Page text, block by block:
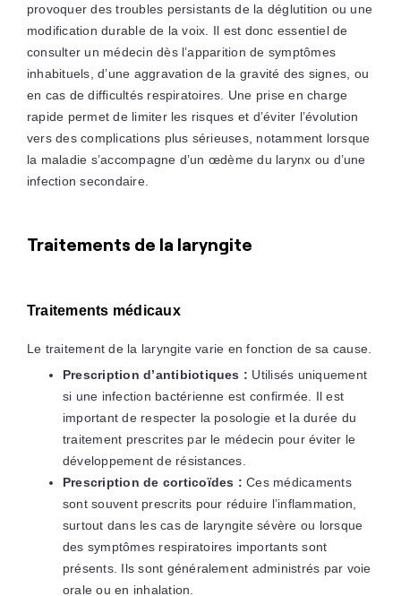
provoquer des troubles persistants de la déglutition ou une
modification durable de la voix. Il est donc essentiel de
consulter un médecin dès l’apparition de symptômes
inhabituels, d’une aggravation de la gravité des signes, ou
en cas de difficultés respiratoires. Une prise en charge
rapide permet de limiter les risques et d’éviter l’évolution
vers des complications plus sérieuses, notamment lorsque
la maladie s’accompagne d’un œdème du larynx ou d’une
infection secondaire.
Traitements de la laryngite
Traitements médicaux
Le traitement de la laryngite varie en fonction de sa cause.
Prescription d’antibiotiques : Utilisés uniquement
si une infection bactérienne est confirmée. Il est
important de respecter la posologie et la durée du
traitement prescrites par le médecin pour éviter le
développement de résistances.
Prescription de corticoïdes : Ces médicaments
sont souvent prescrits pour réduire l’inflammation,
surtout dans les cas de laryngite sévère ou lorsque
des symptômes respiratoires importants sont
présents. Ils sont généralement administrés par voie
orale ou en inhalation.